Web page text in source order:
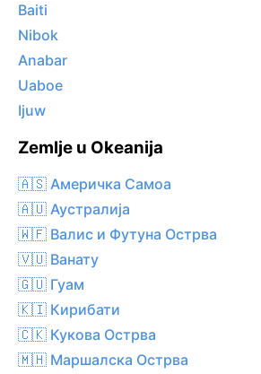
Baiti
Nibok
Anabar
Uaboe
Ijuw
Zemlje u Okeanija
🇦🇸 Америчка Самоа
🇦🇺 Аустралија
🇼🇫 Валис и Футуна Острва
🇻🇺 Ванату
🇬🇺 Гуам
🇰🇮 Кирибати
🇨🇰 Кукова Острва
🇲🇭 Маршалска Острва